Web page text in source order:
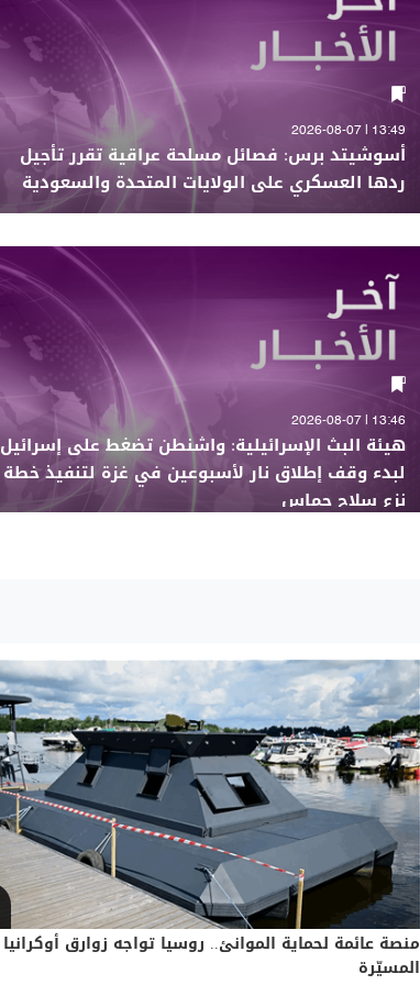
13:49 | 2026-08-07
أسوشيتد برس: فصائل مسلحة عراقية تقرر تأجيل
ردها العسكري على الولايات المتحدة والسعودية
13:46 | 2026-08-07
هيئة البث الإسرائيلية: واشنطن تضغط على إسرائيل
لبدء وقف إطلاق نار لأسبوعين في غزة لتنفيذ خطة
نزع سلاح حماس
منصة عائمة لحماية الموانئ.. روسيا تواجه زوارق أوكرانيا
المسيّرة